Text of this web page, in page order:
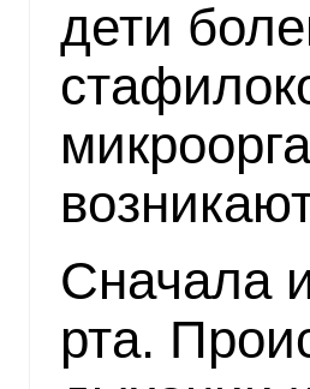
дети
Сначала
рта.